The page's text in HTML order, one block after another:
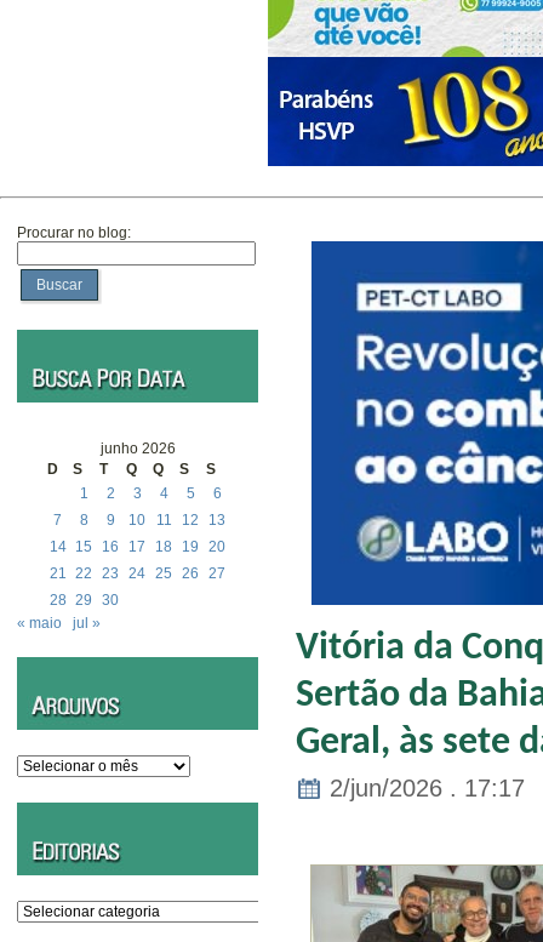
Procurar no blog:
Buscar
junho 2026
D
S T Q Q S
S
1
2 3 4 5
6
7
8 9 10 11 12
13
14
15 16 17 18 19
20
21 22 23 24 25 26
27
28 29
30
« maio
jul »
Arquivos
Editorias
Vitória da
Sertão da
Geral, às sete
2/jun/2026 . 17:17